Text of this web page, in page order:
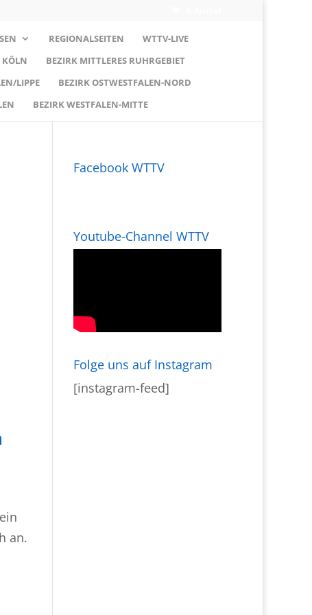
REGIONALSEITEN
WTTV-LIVE
KÖLN
BEZIRK MITTLERES RUHRGEBIET
LIPPE
BEZIRK OSTWESTFALEN-NORD
BEZIRK WESTFALEN-MITTE
an.
Facebook WTTV
Youtube-Channel WTTV
Folge uns auf Instagram
[instagram-feed]